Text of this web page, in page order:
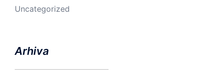
Uncategorized
Arhiva